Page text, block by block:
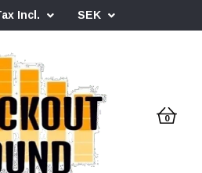
Incl. SEK
0